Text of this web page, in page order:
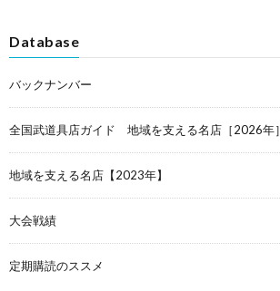
Database
バックナンバー
全国武道具店ガイド 地域を支える名店［2026年］
地域を支える名店【2023年】
大会戦績
定期購読のススメ